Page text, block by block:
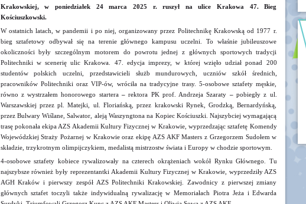
Krakowskiej, w poniedziałek 24 marca 2025 r. ruszył na ulice Krakowa 47. Bieg
Kościuszkowski.
W ostatnich latach, w pandemii i po niej, organizowany przez Politechnikę Krakowską od 1977 r.
bieg sztafetowy odbywał się na terenie głównego kampusu uczelni. To właśnie jubileuszowe
okoliczności były szczególnym motorem do powrotu jednej z głównych sportowych tradycji
Politechniki w scenerię ulic Krakowa. 47. edycja imprezy, w której wzięło udział ponad 200
studentów polskich uczelni, przedstawicieli służb mundurowych, uczniów szkół średnich,
pracowników Politechniki oraz VIP-ów, wróciła na tradycyjne trasy. 5-osobowe sztafety męskie,
równo z wystrzałem honorowego startera –rektora PK prof. Andrzeja Szaraty –pobiegły z ul.
Warszawskiej przez pl. Matejki, ul. Floriańską, przez krakowski Rynek, Grodzką, Bernardyńską,
przez Bulwary Wiślane, Salwator, aleją Waszyngtona na Kopiec Kościuszki. Najszybciej wymagającą
trasę pokonała ekipa AZS Akademii Kultury Fizycznej w Krakowie, wyprzedzając sztafetę Komendy
Wojewódzkiej Straży Pożarnej w Krakowie oraz ekipę AZS AKF Masters z Grzegorzem Sudołem w
składzie, trzykrotnym olimpijczykiem, medalistą mistrzostw świata i Europy w chodzie sportowym.
4-osobowe sztafety kobiece rywalizowały na czterech okrążeniach wokół Rynku Głównego. Tu
najszybsze również były reprezentantki Akademii Kultury Fizycznej w Krakowie, wyprzedziły AZS
AGH Kraków i pierwszy zespół AZS Politechniki Krakowskiej. Zawodnicy z pierwszej zmiany
głównych sztafet toczyli także indywidualną rywalizację w Memoriałach Piotra Jeża i Edwarda